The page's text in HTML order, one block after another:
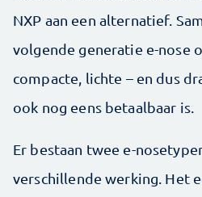
NXP aan een alternatief.
volgende generatie e-nose
compacte, lichte – en dus
ook nog eens betaalbaar is.
Er bestaan twee e-
verschillende werking. Het